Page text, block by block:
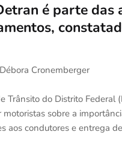
é parte das
Cronemberger
Trânsito do Distrito
sobre a
aos condutores e entrega